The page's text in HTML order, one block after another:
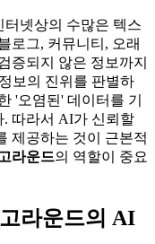
넷상의 수많은 텍스
로그, 커뮤니티, 오래
증되지 않은 정보까지
보의 진위를 판별하
'오염된' 데이터를 기
. 따라서 AI가 신뢰할
제공하는 것이 근본적
라운드의 역할이 중요
라운드의 AI